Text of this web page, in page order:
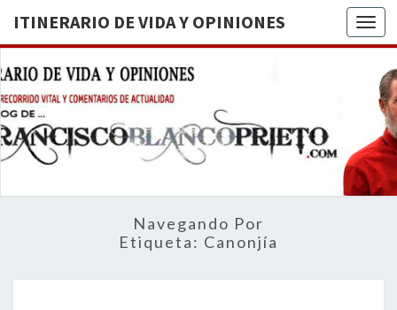
ITINERARIO DE VIDA Y OPINIONES
DE
BREVE
RECORRIDO
VITAL Y
ACTUALIDAD
Navegando Por
Etiqueta: Canonjía